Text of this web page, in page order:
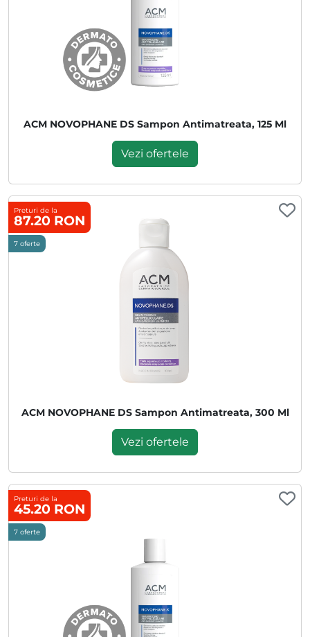
ACM NOVOPHANE DS Sampon Antimatreata, 125 Ml
Vezi ofertele
ACM NOVOPHANE DS Sampon Antimatreata, 300 Ml
Preturi de la
87.20 RON
7 oferte
Vezi ofertele
Preturi de la
45.20 RON
7 oferte